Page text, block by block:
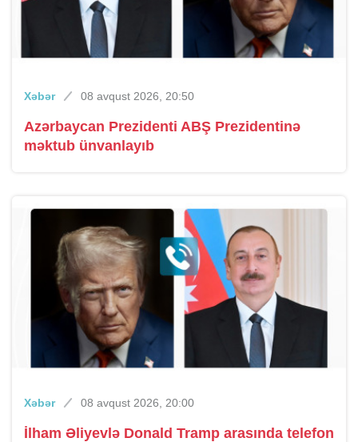
Xəbər 08 avqust 2026, 20:50
Azərbaycan Prezidenti ABŞ Prezidentinə
məktub ünvanlayıb
Xəbər 08 avqust 2026, 20:00
İlham Əliyevlə Donald Tramp arasında telefon